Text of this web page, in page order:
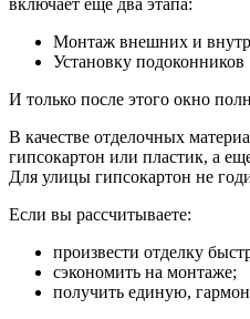
включает еще два этапа:
Монтаж внешних и
Установку подоконников
И только после этого окно
В качестве отделочных
гипсокартон или пластик, а
Для улицы гипсокартон не
Если вы рассчитываете:
произвести отделку
сэкономить на монтаже;
получить единую,